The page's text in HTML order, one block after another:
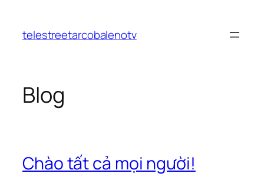
phầntelestreetarcobalenotv
Blog
Chào tất cả mọi người!